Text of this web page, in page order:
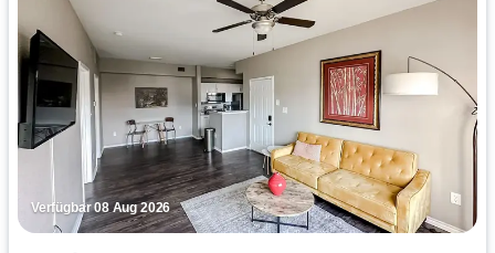
Verfügbar 08 Aug 2026